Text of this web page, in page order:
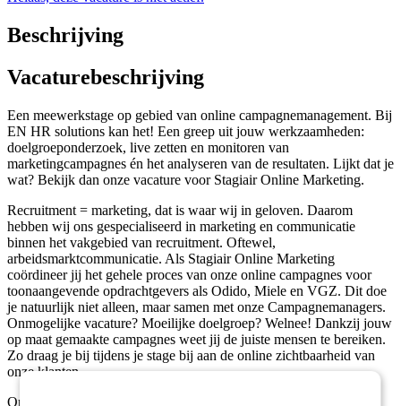
Beschrijving
Vacaturebeschrijving
Een meewerkstage op gebied van online campagnemanagement. Bij
EN HR solutions kan het! Een greep uit jouw werkzaamheden:
doelgroeponderzoek, live zetten en monitoren van
marketingcampagnes én het analyseren van de resultaten. Lijkt dat je
wat? Bekijk dan onze vacature voor Stagiair Online Marketing.
Recruitment = marketing, dat is waar wij in geloven. Daarom
hebben wij ons gespecialiseerd in marketing en communicatie
binnen het vakgebied van recruitment. Oftewel,
arbeidsmarktcommunicatie. Als Stagiair Online Marketing
coördineer jij het gehele proces van onze online campagnes voor
toonaangevende opdrachtgevers als Odido, Miele en VGZ. Dit doe
je natuurlijk niet alleen, maar samen met onze Campagnemanagers.
Onmogelijke vacature? Moeilijke doelgroep? Welnee! Dankzij jouw
op maat gemaakte campagnes weet jij de juiste mensen te bereiken.
Zo draag je bij tijdens je stage bij aan de online zichtbaarheid van
onze klanten.
Onze Marketeers voorzien jou van alle informatie die nodig is